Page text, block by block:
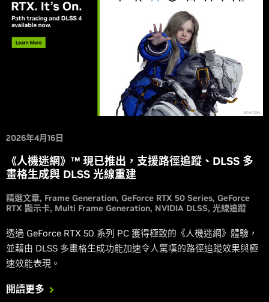
2026年4月16日
《人機迷網》™ 現已推出，支援路徑追蹤、DLSS 多
畫格生成與 DLSS 光線重建
精選文章 Frame Generation GeForce RTX 50 Series GeForce
RTX 顯示卡 Multi Frame Generation NVIDIA DLSS 光線追蹤
透過 GeForce RTX 50 系列 PC 獲得極致的《人機迷網》體驗，
並藉由 DLSS 多畫格生成功能加速令人驚嘆的路徑追蹤效果與極
速效能表現。
閱讀更多